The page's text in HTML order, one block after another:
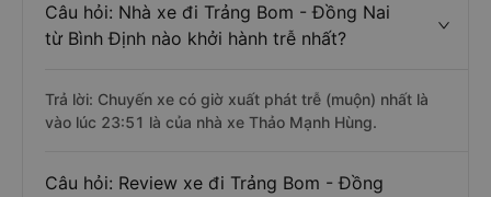
Câu hỏi: Nhà xe đi Trảng Bom - Đồng Nai
từ Bình Định nào khởi hành trễ nhất?
Trả lời: Chuyến xe có giờ xuất phát trễ (muộn) nhất là
vào lúc 23:51 là của nhà xe Thảo Mạnh Hùng.
Câu hỏi: Review xe đi Trảng Bom - Đồng